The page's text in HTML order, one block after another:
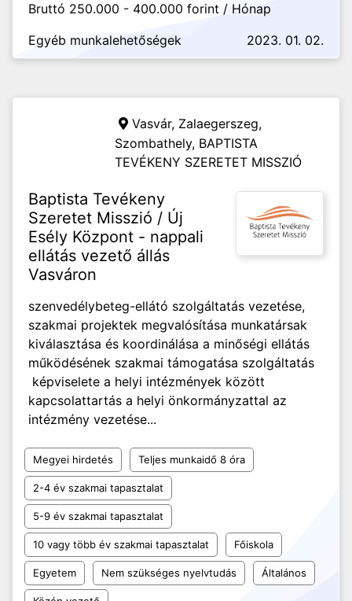
Bruttó 250.000 - 400.000 forint / Hónap
Egyéb munkalehetőségek
2023. 01. 02.
Vasvár, Zalaegerszeg,
Szombathely, BAPTISTA
TEVÉKENY SZERETET MISSZIÓ
Baptista Tevékeny
Szeretet Misszió / Új
Esély Központ - nappali
ellátás vezető állás
Vasváron
szenvedélybeteg-ellátó szolgáltatás vezetése,
szakmai projektek megvalósítása munkatársak
kiválasztása és koordinálása a minőségi ellátás
működésének szakmai támogatása szolgáltatás
képviselete a helyi intézmények között
kapcsolattartás a helyi önkormányzattal az
intézmény vezetése...
Megyei hirdetés Teljes munkaidő 8 óra
2-4 év szakmai tapasztalat
5-9 év szakmai tapasztalat
10 vagy több év szakmai tapasztalat Főiskola
Egyetem Nem szükséges nyelvtudás Általános